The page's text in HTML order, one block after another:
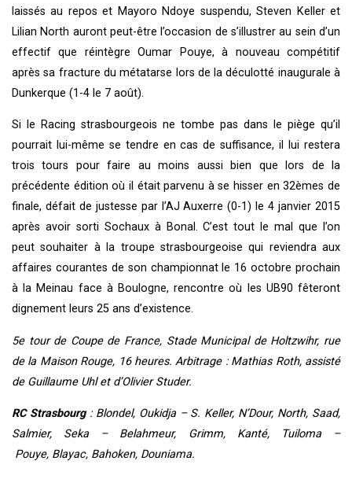
laissés au repos et Mayoro Ndoye suspendu, Steven Keller et
Lilian North auront peut-être l’occasion de s’illustrer au sein d’un
effectif que réintègre Oumar Pouye, à nouveau compétitif
après sa fracture du métatarse lors de la déculotté inaugurale à
Dunkerque (1-4 le 7 août).
Si le Racing strasbourgeois ne tombe pas dans le piège qu’il
pourrait lui-même se tendre en cas de suffisance, il lui restera
trois tours pour faire au moins aussi bien que lors de la
précédente édition où il était parvenu à se hisser en 32èmes de
finale, défait de justesse par l’AJ Auxerre (0-1) le 4 janvier 2015
après avoir sorti Sochaux à Bonal. C’est tout le mal que l’on
peut souhaiter à la troupe strasbourgeoise qui reviendra aux
affaires courantes de son championnat le 16 octobre prochain
à la Meinau face à Boulogne, rencontre où les UB90 fêteront
dignement leurs 25 ans d’existence.
5e tour de Coupe de France, Stade Municipal de Holtzwihr, rue
de la Maison Rouge, 16 heures. Arbitrage : Mathias Roth, assisté
de Guillaume Uhl et d’Olivier Studer.
RC Strasbourg : Blondel, Oukidja – S. Keller, N’Dour, North, Saad,
Salmier, Seka – Belahmeur, Grimm, Kanté, Tuiloma –
Pouye, Blayac, Bahoken, Douniama.